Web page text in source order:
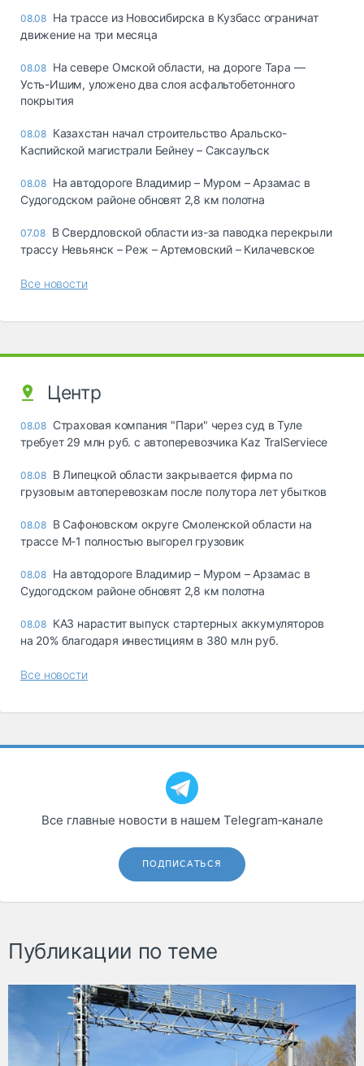
08.08 На трассе из Новосибирска в Кузбасс ограничат
движение на три месяца
08.08 На севере Омской области, на дороге Тара —
Усть-Ишим, уложено два слоя асфальтобетонного
покрытия
08.08 Казахстан начал строительство Аральско-
Каспийской магистрали Бейнеу – Саксаульск
08.08 На автодороге Владимир – Муром – Арзамас в
Судогодском районе обновят 2,8 км полотна
07.08 В Свердловской области из-за паводка перекрыли
трассу Невьянск – Реж – Артемовский – Килачевское
Все новости
Центр
08.08 Страховая компания "Пари" через суд в Туле
требует 29 млн руб. с автоперевозчика Kaz TralServiece
08.08 В Липецкой области закрывается фирма по
грузовым автоперевозкам после полутора лет убытков
08.08 В Сафоновском округе Смоленской области на
трассе М-1 полностью выгорел грузовик
08.08 На автодороге Владимир – Муром – Арзамас в
Судогодском районе обновят 2,8 км полотна
08.08 КАЗ нарастит выпуск стартерных аккумуляторов
на 20% благодаря инвестициям в 380 млн руб.
Все новости
Все главные новости в нашем Telegram‑канале
ПОДПИСАТЬСЯ
Публикации по теме